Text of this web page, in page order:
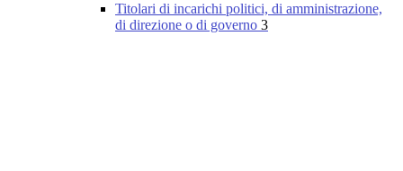
Titolari di incarichi politici, di amministrazione,
di direzione o di governo 3